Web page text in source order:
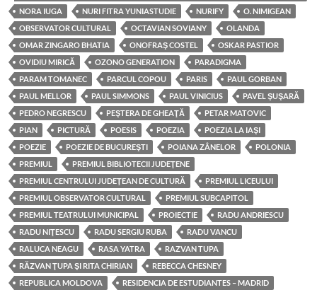
NORA IUGA
NURI FITRA YUNIASTUDIE NURIFY
O. NIMIGEAN
OBSERVATOR CULTURAL
OCTAVIAN SOVIANY
OLANDA
OMAR ZINGARO BHATIA
ONOFRAŞ COSTEL
OSKAR PASTIOR
OVIDIU MIRICĂ
OZONO GENERATION
PARADIGMA
PARAM TOMANEC
PARCUL COPOU PARIS
PAUL GORBAN
PAUL MELLOR
PAUL SIMMONS PAUL VINICIUS
PAVEL ŞUŞARĂ
PEDRO NEGRESCU
PEŞTERA DE GHEAŢĂ
PETAR MATOVIC
PIAN
PICTURĂ POESIS POEZIA
POEZIA LA IAŞI
POEZIE
POEZIE DE BUCUREŞTI POIANA ZÂNELOR
POLONIA
PREMIUL
PREMIUL BIBLIOTECII JUDEŢENE
PREMIUL CENTRULUI JUDEŢEAN DE CULTURĂ
PREMIUL LICEULUI
PREMIUL OBSERVATOR CULTURAL
PREMIUL SUBCAPITOL
PREMIUL TEATRULUI MUNICIPAL
PROIECTIE
RADU ANDRIESCU
RADU NIŢESCU
RADU SERGIU RUBA
RADU VANCU
RALUCA NEAGU
RASA YATRA
RAZVAN TUPA
RĂZVAN ŢUPA ŞI RITA CHIRIAN
REBECCA CHESNEY
REPUBLICA MOLDOVA
RESIDENCIA DE ESTUDIANTES – MADRID